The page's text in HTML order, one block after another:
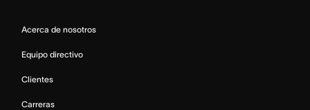
Acerca de nosotros
Equipo directivo
Clientes
Carreras